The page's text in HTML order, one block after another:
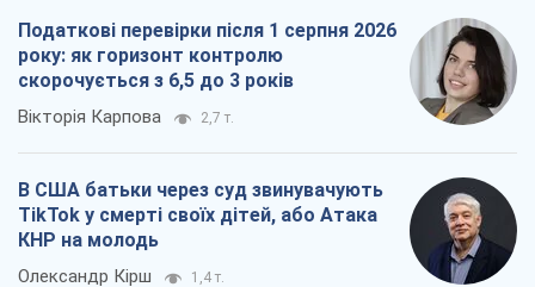
Податкові перевірки після 1 серпня 2026
року: як горизонт контролю
скорочується з 6,5 до 3 років
Вікторія Карпова 2,7 т.
В США батьки через суд звинувачують
TikTok у смерті своїх дітей, або Атака
КНР на молодь
Олександр Кірш 1,4 т.